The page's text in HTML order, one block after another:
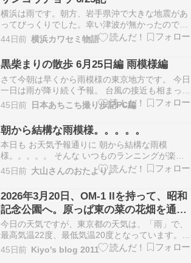
げするんじゃないかという雰囲気がある。…
横浜は雨です。朝方、岩手県沖で大きな地震があ
ってびっくりでした。幸い津波が無かったのでホ
ッとしていますが、被害があった方々にはお見舞
い申し上げます。午前中に床屋へ行ってきまし
た。雨模様なので床屋も満席でした。晴れた日に
は鳥見に出掛けることが多いので、床屋はどうし
ても雨の日になりが…
44日前 横浜カワセミ物語
黒柴まりの散歩 6月25日編 雨模様編
さて今朝は早くから雨模様の東京地方です。 今日
一日は雨が降り続く予報。 台風の接近も相まっ
て、週末もダメそうですね。 とにかく近頃は雨降
りでも、量が半端でないのが困りものです。 この
ところでも九州や関西地方がひどい振りのようで
す。 私の人生では、確か小学生のころに台風で膝
まで浸か…
45日前 日本あちこち撮り歩記FC編
朝から結構な雨模様。。。。。
本日も お天気予報通りに 朝から結構な雨模
様。。。。。 そんな いつものランニングが楽し
めない 梅雨の朝活用にと 先日！ 大人買いした お
楽しみの小説の数々。 雨の朝 早起きして ゆっく
り楽しむリフレッシュ読書が しゅみるよね～！！
45日前 大山さんのおたより。
2026年3月20日、OM-1 IIを持って、昭和
記念公園へ。原っぱ東の菜の花畑を通り
ながら。その８
今日の天気ですが、東京都の天気は、「雨」で、
最高気温22度、最低気温20度となっています。東
京の朝、雨模様の空です。今日は、雨となる予報
です。そんな2026年6月25日です。今日の東京の
45日前 Kiyo's blog 2011